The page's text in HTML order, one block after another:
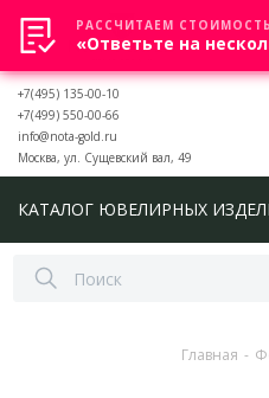
+7(495) 135-00-10
+7(499) 550-00-66
info@nota-gold.ru
Москва, ул. Сущевский вал, 49
КАТАЛОГ ЮВЕЛИРНЫХ
Главная -
РАССЧИТАЕМ
«Ответьте на